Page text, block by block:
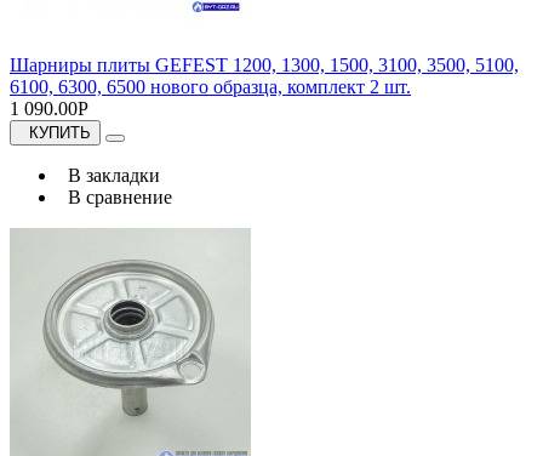
Шарниры плиты GEFEST 1200, 1300, 1500, 3100, 3500, 5100,
6100, 6300, 6500 нового образца, комплект 2 шт.
1 090.00Р
КУПИТЬ
В закладки
В сравнение